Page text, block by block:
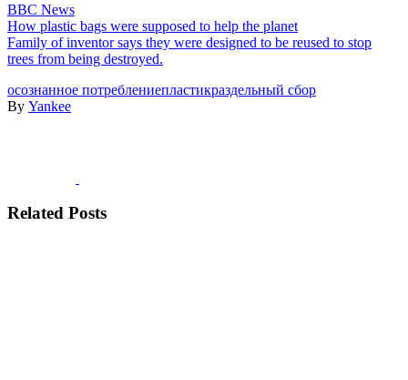
BBC News
How plastic bags were supposed to help the planet
Family of inventor says they were designed to be reused to stop
trees from being destroyed.
осознанное потреблениепластикраздельный сбор
By Yankee
Related Posts